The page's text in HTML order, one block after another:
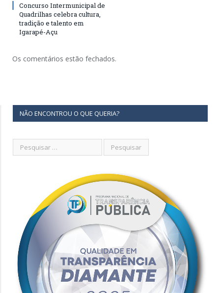
Concurso Intermunicipal de
Quadrilhas celebra cultura,
tradição e talento em
Igarapé-Açu
Os comentários estão fechados.
NÃO ENCONTROU O QUE QUERIA?